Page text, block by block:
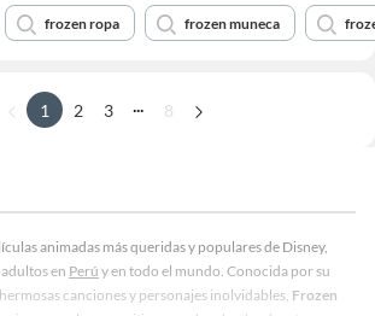
frozen ropa frozen muneca
1 2 3 8
animadas más queridas y populares de Disney,
en Perú y en todo el mundo. Conocida por su
canciones y personajes inolvidables, Frozen